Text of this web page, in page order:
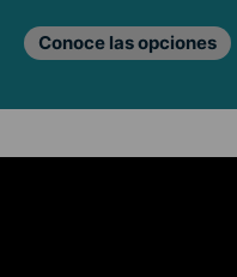
Conoce las opciones